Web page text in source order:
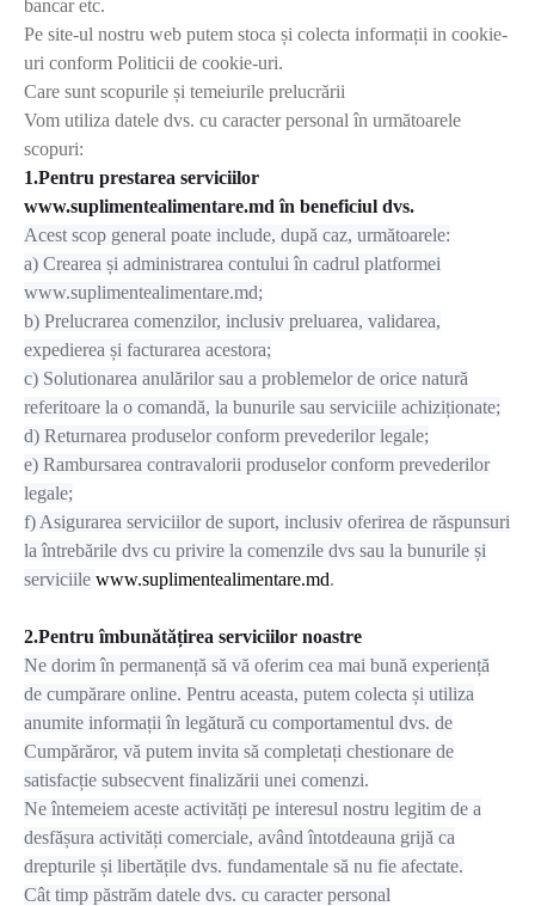
bancar etc.
Pe site-ul nostru web putem stoca și colecta informații in cookie-
uri conform Politicii de cookie-uri.
Care sunt scopurile și temeiurile prelucrării
Vom utiliza datele dvs. cu caracter personal în următoarele
scopuri:
1.Pentru prestarea serviciilor
www.suplimentealimentare.md în beneficiul dvs.
Acest scop general poate include, după caz, următoarele:
a) Crearea și administrarea contului în cadrul platformei
www.suplimentealimentare.md;
b) Prelucrarea comenzilor, inclusiv preluarea, validarea,
expedierea și facturarea acestora;
c) Solutionarea anulărilor sau a problemelor de orice natură
referitoare la o comandă, la bunurile sau serviciile achiziționate;
d) Returnarea produselor conform prevederilor legale;
e) Rambursarea contravalorii produselor conform prevederilor
legale;
f) Asigurarea serviciilor de suport, inclusiv oferirea de răspunsuri
la întrebările dvs cu privire la comenzile dvs sau la bunurile și
serviciile www.suplimentealimentare.md.
2.Pentru îmbunătățirea serviciilor noastre
Ne dorim în permanență să vă oferim cea mai bună experiență
de cumpărare online. Pentru aceasta, putem colecta și utiliza
anumite informații în legătură cu comportamentul dvs. de
Cumpărăror, vă putem invita să completați chestionare de
satisfacție subsecvent finalizării unei comenzi.
Ne întemeiem aceste activități pe interesul nostru legitim de a
desfășura activități comerciale, având întotdeauna grijă ca
drepturile și libertățile dvs. fundamentale să nu fie afectate.
Cât timp păstrăm datele dvs. cu caracter personal